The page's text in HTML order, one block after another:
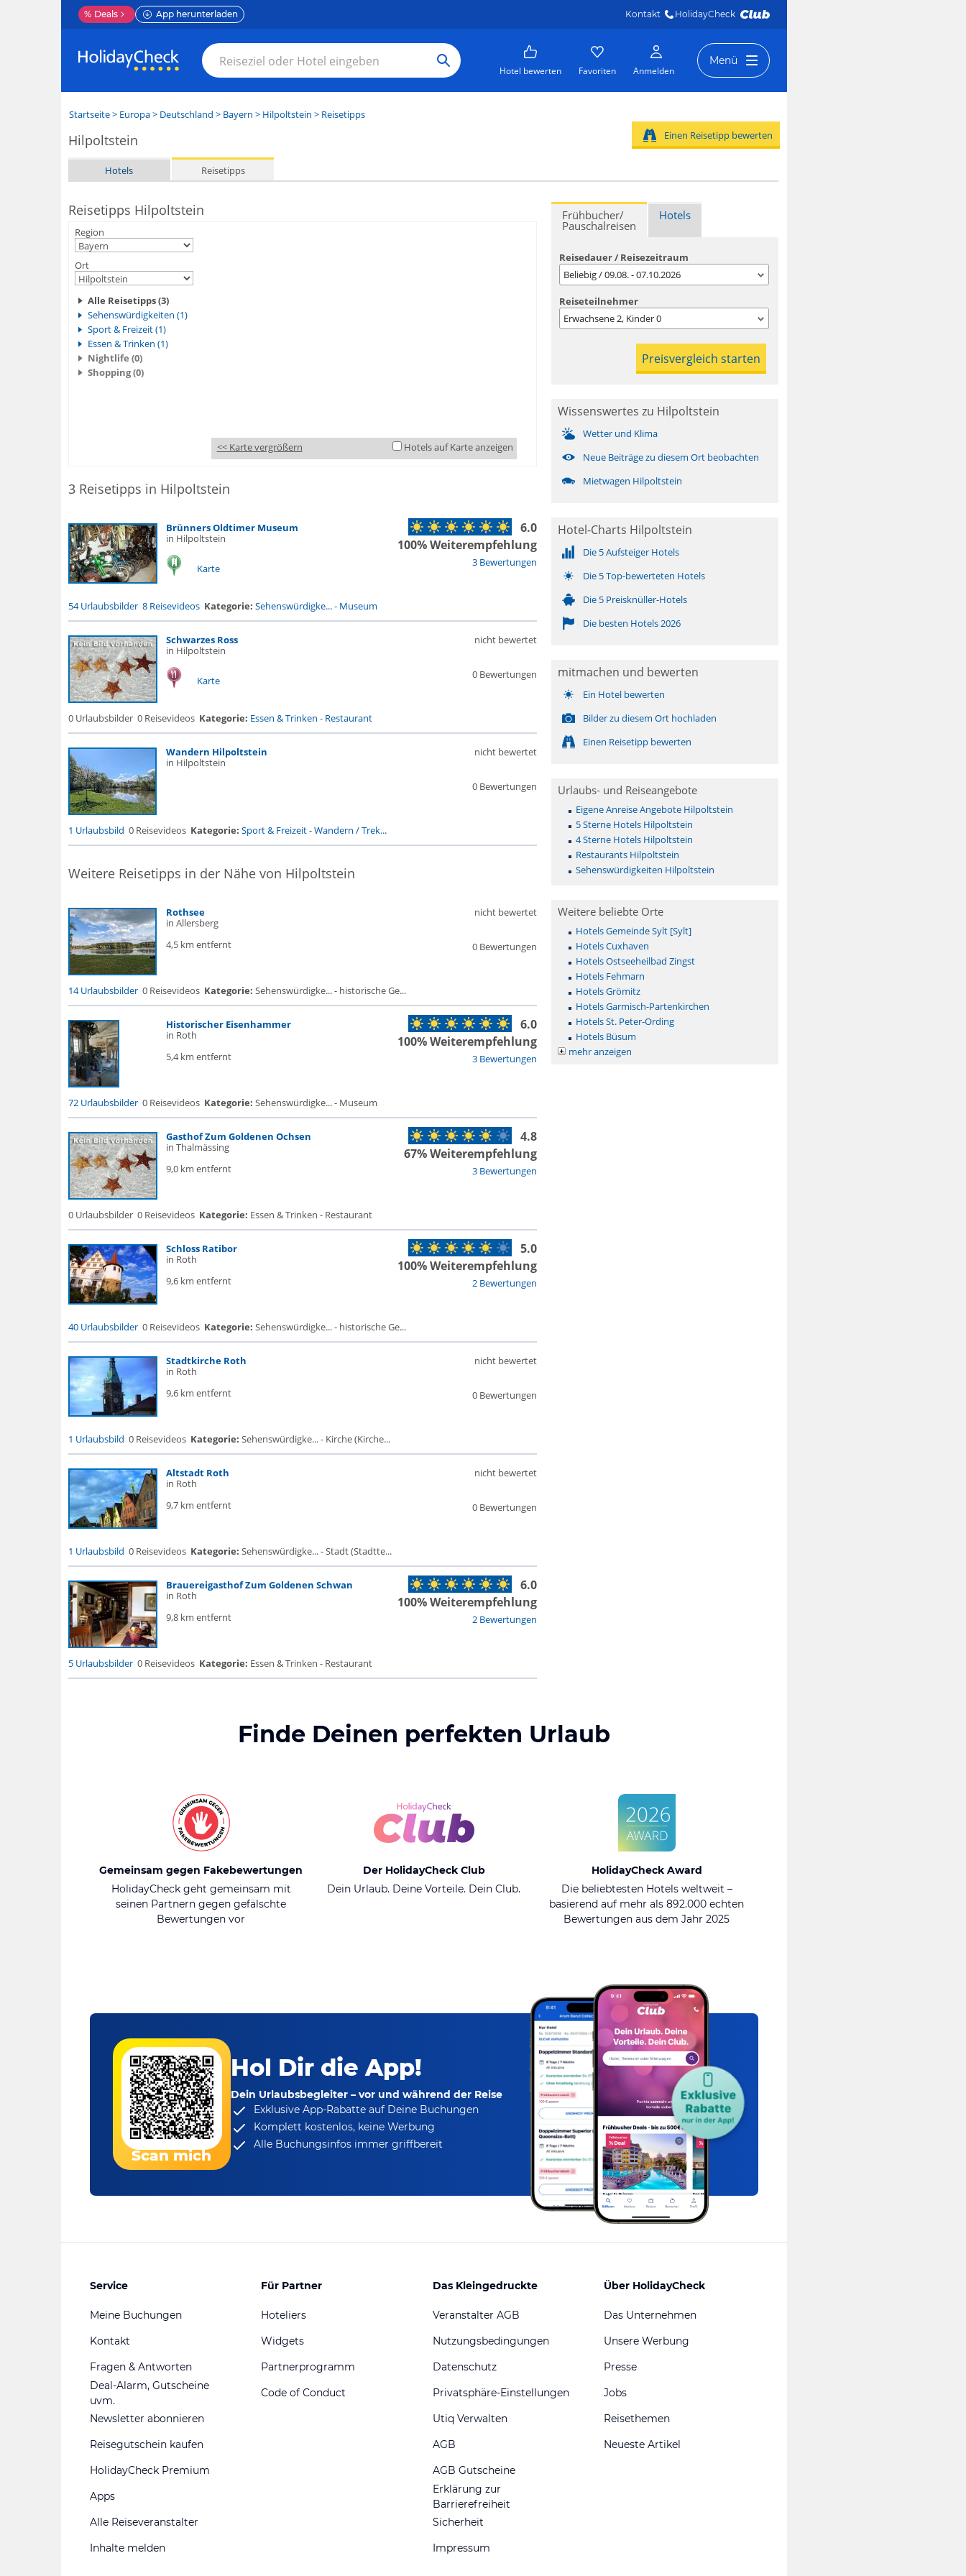
% Deals App herunterladen Kontakt HolidayCheck
Hotel bewerten Favoriten Anmelden
Menü
Startseite> Europa> Deutschland > Bayern > Hilpoltstein > Reisetipps
Hilpoltstein
Hotels Reisetipps
Einen Reisetipp bewerten
Reisetipps Hilpoltstein
Region
Ort
Alle Reisetipps (3)
Sehenswürdigkeiten (1)
Sport & Freizeit (1)
Essen & Trinken (1)
Nightlife (0)
Shopping (0)
<< Karte vergrößern Hotels auf Karte anzeigen
3 Reisetipps in Hilpoltstein
Brünners Oldtimer Museum
in Hilpoltstein
Karte 3 Bewertungen
6.0
100% Weiterempfehlung
54 Urlaubsbilder 8 Reisevideos Kategorie: Sehenswürdigke...- Museum
Schwarzes Ross
in Hilpoltstein
Karte 0 Bewertungen
nicht bewertet
0 Urlaubsbilder 0 Reisevideos Kategorie: Essen & Trinken - Restaurant
Wandern Hilpoltstein
in Hilpoltstein
0 Bewertungen
nicht bewertet
1 Urlaubsbild 0 Reisevideos Kategorie: Sport & Freizeit-Wandern / Trek...
Weitere Reisetipps in der Nähe von Hilpoltstein
Rothsee
in Allersberg
4,5 km entfernt
0 Bewertungen
nicht bewertet
14 Urlaubsbilder 0 Reisevideos Kategorie: Sehenswürdigke... - historische Ge...
Historischer Eisenhammer
in Roth
5,4 km entfernt
3 Bewertungen
6.0
100% Weiterempfehlung
72 Urlaubsbilder 0 Reisevideos Kategorie: Sehenswürdigke... - Museum
Gasthof Zum Goldenen Ochsen
in Thalmässing
9,0 km entfernt
3 Bewertungen
4.8
67% Weiterempfehlung
0 Urlaubsbilder 0 Reisevideos Kategorie: Essen & Trinken - Restaurant
Schloss Ratibor
in Roth
9,6 km entfernt
2 Bewertungen
5.0
100% Weiterempfehlung
40 Urlaubsbilder 0 Reisevideos Kategorie: Sehenswürdigke... - historische Ge...
Stadtkirche Roth
in Roth
9,6 km entfernt
0 Bewertungen
nicht bewertet
1 Urlaubsbild 0 Reisevideos Kategorie: Sehenswürdigke... - Kirche (Kirche...
Altstadt Roth
in Roth
9,7 km entfernt
0 Bewertungen
nicht bewertet
1 Urlaubsbild 0 Reisevideos Kategorie: Sehenswürdigke... - Stadt (Stadtte...
Brauereigasthof Zum Goldenen Schwan
in Roth
9,8 km entfernt
2 Bewertungen
6.0
100% Weiterempfehlung
5 Urlaubsbilder 0 Reisevideos Kategorie: Essen & Trinken - Restaurant
Frühbucher/
Pauschalreisen
Hotels
Reisedauer / Reisezeitraum
Beliebig / 09.08. - 07.10.2026
Reiseteilnehmer
Erwachsene2, Kinder0
Wissenswertes zu Hilpoltstein
Wetter und Klima
Neue Beiträge zu diesem Ort beobachten
Mietwagen Hilpoltstein
Hotel-Charts Hilpoltstein
Die 5 Aufsteiger Hotels
Die 5 Top-bewerteten Hotels
Die 5 Preisknüller-Hotels
Die besten Hotels 2026
mitmachen und bewerten
Ein Hotel bewerten
Bilder zu diesem Ort hochladen
Einen Reisetipp bewerten
Urlaubs- und Reiseangebote
Eigene Anreise Angebote Hilpoltstein
5 Sterne Hotels Hilpoltstein
4 Sterne Hotels Hilpoltstein
Restaurants Hilpoltstein
Sehenswürdigkeiten Hilpoltstein
Weitere beliebte Orte
Hotels Gemeinde Sylt [Sylt]
Hotels Cuxhaven
Hotels Ostseeheilbad Zingst
Hotels Fehmarn
Hotels Grömitz
Hotels Garmisch-Partenkirchen
Hotels St. Peter-Ording
Hotels Büsum
mehr anzeigen
Finde Deinen perfekten Urlaub
Gemeinsam gegen Fakebewertungen
HolidayCheck geht gemeinsam mit
seinen Partnern gegen gefälschte
Bewertungen vor
Der HolidayCheck Club
Dein Urlaub. Deine Vorteile. Dein Club.
HolidayCheck Award
Die beliebtesten Hotels weltweit –
basierend auf mehr als 892.000 echten
Bewertungen aus dem Jahr 2025
Scan mich
Hol Dir die App!
Dein Urlaubsbegleiter – vor und während der Reise
Exklusive App-Rabatteauf Deine Buchungen
Komplett kostenlos, keine Werbung
Alle Buchungsinfos immer griffbereit
Service
Meine Buchungen
Kontakt
Fragen & Antworten
Deal-Alarm, Gutscheine
uvm.
Newsletter abonnieren
Reisegutschein kaufen
HolidayCheck Premium
Apps
Alle Reiseveranstalter
Inhalte melden
Für Partner
Hoteliers
Widgets
Partnerprogramm
Code of Conduct
Das Kleingedruckte
Veranstalter AGB
Nutzungsbedingungen
Datenschutz
Privatsphäre-Einstellungen
Utiq Verwalten
AGB
AGB Gutscheine
Erklärung zur
Barrierefreiheit
Sicherheit
Impressum
Über HolidayCheck
Das Unternehmen
Unsere Werbung
Presse
Jobs
Reisethemen
Neueste Artikel